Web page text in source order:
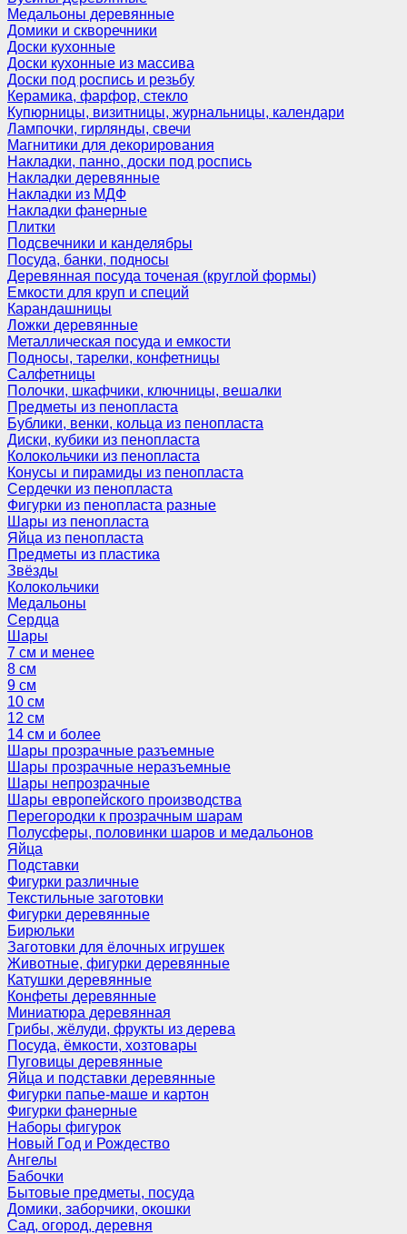
Медальоны деревянные
Домики и скворечники
Доски кухонные
Доски кухонные из массива
Доски под роспись и резьбу
Керамика, фарфор, стекло
Купюрницы, визитницы, журнальницы, календари
Лампочки, гирлянды, свечи
Магнитики для декорирования
Накладки, панно, доски под роспись
Накладки деревянные
Накладки из МДФ
Накладки фанерные
Плитки
Подсвечники и канделябры
Посуда, банки, подносы
Деревянная посуда точеная (круглой формы)
Емкости для круп и специй
Карандашницы
Ложки деревянные
Металлическая посуда и емкости
Подносы, тарелки, конфетницы
Салфетницы
Полочки, шкафчики, ключницы, вешалки
Предметы из пенопласта
Бублики, венки, кольца из пенопласта
Диски, кубики из пенопласта
Колокольчики из пенопласта
Конусы и пирамиды из пенопласта
Сердечки из пенопласта
Фигурки из пенопласта разные
Шары из пенопласта
Яйца из пенопласта
Предметы из пластика
Звёзды
Колокольчики
Медальоны
Сердца
Шары
7 см и менее
8 см
9 см
10 см
12 см
14 см и более
Шары прозрачные разъемные
Шары прозрачные неразъемные
Шары непрозрачные
Шары европейского производства
Перегородки к прозрачным шарам
Полусферы, половинки шаров и медальонов
Яйца
Подставки
Фигурки различные
Текстильные заготовки
Фигурки деревянные
Бирюльки
Заготовки для ёлочных игрушек
Животные, фигурки деревянные
Катушки деревянные
Конфеты деревянные
Миниатюра деревянная
Грибы, жёлуди, фрукты из дерева
Посуда, ёмкости, хозтовары
Пуговицы деревянные
Яйца и подставки деревянные
Фигурки папье-маше и картон
Фигурки фанерные
Наборы фигурок
Новый Год и Рождество
Ангелы
Бабочки
Бытовые предметы, посуда
Домики, заборчики, окошки
Сад, огород, деревня